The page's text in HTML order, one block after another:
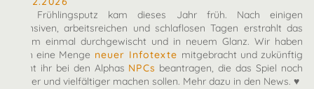
Der Frühlingsputz kam dieses Jahr früh. Nach einigen
intensiven, arbeitsreichen und schlaflosen Tagen erstrahlt das
Forum einmal durchgewischt und in neuem Glanz. Wir haben
euch eine Menge neuer Infotexte mitgebracht und zukünftig
könnt ihr bei den Alphas NPCs beantragen, die das Spiel noch
bunter und vielfältiger machen sollen. Mehr dazu in den News. ♥